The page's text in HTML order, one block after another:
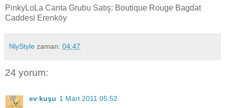
PinkyLoLa Canta Grubu Satış: Boutique Rouge Bagdat
Caddesi Erenköy
NlyStyle zaman: 04:47
24 yorum:
ev kuşu 1 Mart 2011 05:52